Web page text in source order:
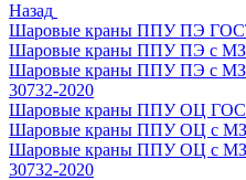
Назад
Шаровые краны ППУ ПЭ
Шаровые краны ППУ ПЭ с
Шаровые краны ППУ ПЭ с
30732-2020
Шаровые краны ППУ ОЦ
Шаровые краны ППУ ОЦ с
Шаровые краны ППУ ОЦ с
30732-2020